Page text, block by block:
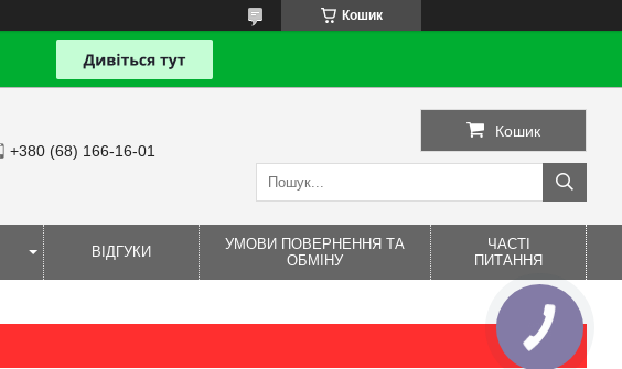
Кошик
+380 (68) 166-16-01
Кошик
ВІДГУКИ
УМОВИ ПОВЕРНЕННЯ ТА
ОБМІНУ
ЧАСТІ
ПИТАННЯ